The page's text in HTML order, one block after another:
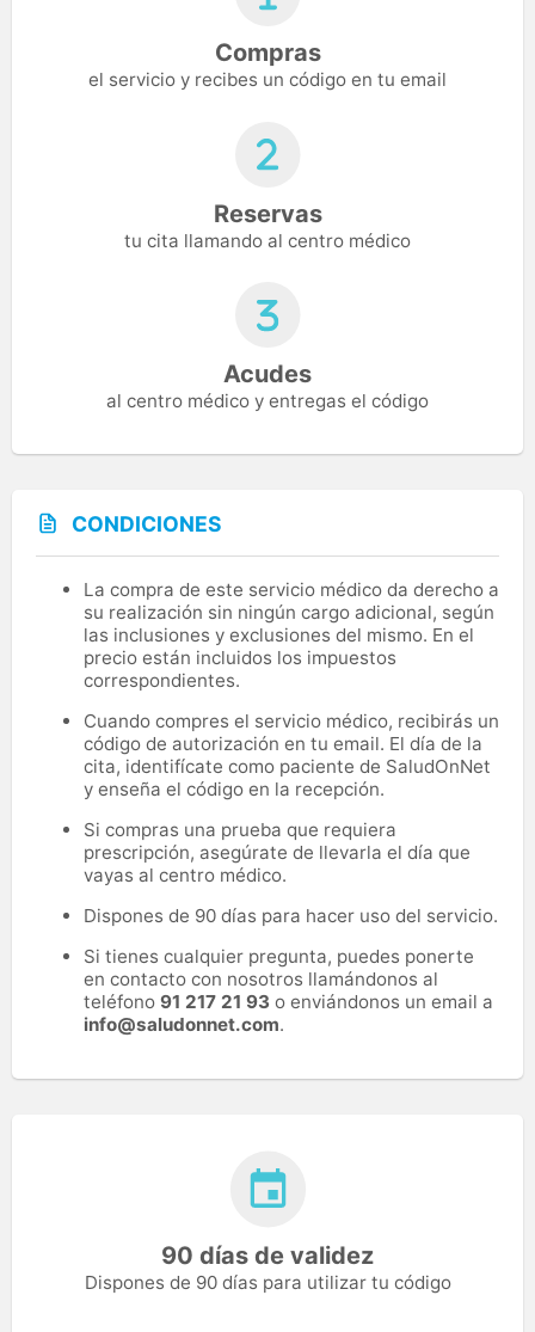
Compras
el servicio y recibes un código en tu email
Reservas
tu cita llamando al centro médico
Acudes
al centro médico y entregas el código
CONDICIONES
La compra de este servicio médico da derecho a
su realización sin ningún cargo adicional, según
las inclusiones y exclusiones del mismo. En el
precio están incluidos los impuestos
correspondientes.
Cuando compres el servicio médico, recibirás un
código de autorización en tu email. El día de la
cita, identifícate como paciente de SaludOnNet
y enseña el código en la recepción.
Si compras una prueba que requiera
prescripción, asegúrate de llevarla el día que
vayas al centro médico.
Dispones de 90 días para hacer uso del servicio.
Si tienes cualquier pregunta, puedes ponerte
en contacto con nosotros llamándonos al
teléfono 91 217 21 93 o enviándonos un email a
info@saludonnet.com.
90 días de validez
Dispones de 90 días para utilizar tu código